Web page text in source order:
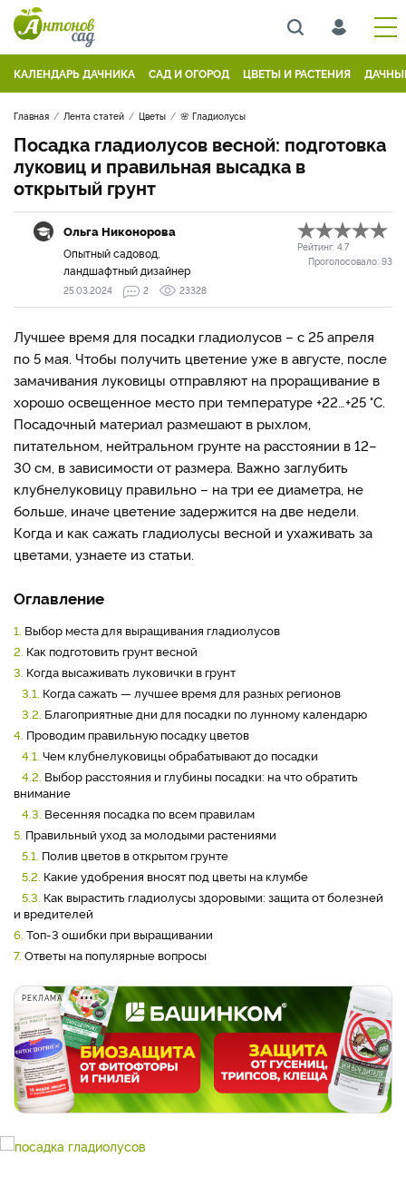
КАЛЕНДАРЬ ДАЧНИКА САД И ОГОРОД ЦВЕТЫ И РАСТЕНИЯ
Главная Лента статей Цветы 🌸 Гладиолусы
Посадка гладиолусов весной: подготовка
луковиц и правильная высадка в
открытый грунт
Ольга Никонорова
Опытный садовод,
ландшафтный дизайнер
Рейтинг: 4.7
Проголосовало: 93
25.03.2024 2 23328
Лучшее время для посадки гладиолусов – с 25 апреля
по 5 мая. Чтобы получить цветение уже в августе, после
замачивания луковицы отправляют на проращивание в
хорошо освещенное место при температуре +22…+25 °С.
Посадочный материал размешают в рыхлом,
питательном, нейтральном грунте на расстоянии в 12–
30 см, в зависимости от размера. Важно заглубить
клубнелуковицу правильно – на три ее диаметра, не
больше, иначе цветение задержится на две недели.
Когда и как сажать гладиолусы весной и ухаживать за
цветами, узнаете из статьи.
Оглавление
1. Выбор места для выращивания гладиолусов
2. Как подготовить грунт весной
3. Когда высаживать луковички в грунт
3.1. Когда сажать — лучшее время для разных регионов
3.2. Благоприятные дни для посадки по лунному календарю
4. Проводим правильную посадку цветов
4.1. Чем клубнелуковицы обрабатывают до посадки
4.2. Выбор расстояния и глубины посадки: на что обратить
внимание
4.3. Весенняя посадка по всем правилам
5. Правильный уход за молодыми растениями
5.1. Полив цветов в открытом грунте
5.2. Какие удобрения вносят под цветы на клумбе
5.3. Как вырастить гладиолусы здоровыми: защита от болезней
и вредителей
6. Топ-3 ошибки при выращивании
7. Ответы на популярные вопросы
РЕКЛАМА